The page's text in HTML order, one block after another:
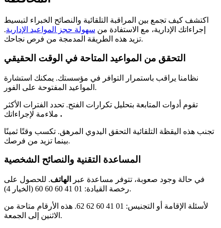
اكتشف كيف تجمع بين المراقبة التلقائية والنصائح الخبراء لتبسيط
إجراءاتك الإدارية، مع الاستفادة من سهولة حجز المواعيد الإدارية.
تزيد هذه الطريقة المدمجة من فرص نجاحك.
التحقق من المواعيد المتاحة في الوقت الحقيقي
نظامنا يراقب باستمرار التوافر في مؤسستك. يمكنك استشارة
المواعيد المفتوحة على الفور.
تقوم أدوات المتابعة بتحليل تكرارات الفتح. تحدد الفترات الأكثر
.
تجنب هذه اليقظة التلقائية التحقق اليدوي المرهق. تكسب وقتًا ثمينًا
بينما تزيد من فرصك.
المساعدة التقنية والنصائح الشخصية
في حالة وجود صعوبة، تتوفر مساعدة عبر الهاتف. للحصول على
رخصة القيادة: 01 41 60 60 60 (الخيار 4).
لأسئلة الإقامة أو التجنيس: 01 41 60 62 62. هذه الأرقام متاحة من
الاثنين إلى الجمعة.